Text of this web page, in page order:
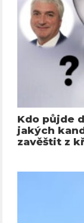
Kdo půjde
jakých
zavěštit z